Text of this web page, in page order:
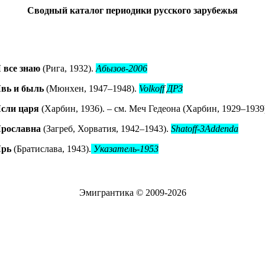
Сводный каталог периодики русского зарубежья
все знаю (Рига, 1932).Абызов-2006
и быль (Мюнхен, 1947–1948). Volkoff ДРЗ
царя (Харбин, 1936). – см. Меч Гедеона (Харбин,
(Загреб, Хорватия, 1942–1943). Shatoff-3Addenda
(Братислава, 1943). Указатель-1953
Эмигрантика © 2009-2026